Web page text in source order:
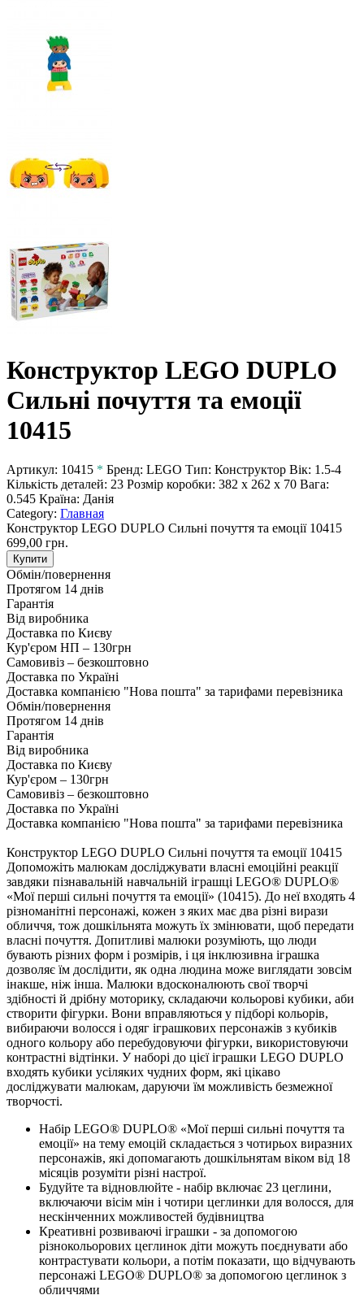
Конструктор LEGO DUPLO
Сильні почуття та емоції
10415
Артикул: 10415 * Бренд: LEGO Тип: Конструктор Вік: 1.5-4
Кількість деталей: 23 Розмір коробки: 382 x 262 x 70 Вага:
0.545 Країна: Данія
Category: Главная
Конструктор LEGO DUPLO Сильні почуття та емоції 10415
699,00 грн.
Купити
Обмін/повернення
Протягом 14 днів
Гарантія
Від виробника
Доставка по Києву
Кур'єром НП – 130грн
Самовивіз – безкоштовно
Доставка по Україні
Доставка компанією "Нова пошта" за тарифами перевізника
Обмін/повернення
Протягом 14 днів
Гарантія
Від виробника
Доставка по Києву
Кур'єром – 130грн
Самовивіз – безкоштовно
Доставка по Україні
Доставка компанією "Нова пошта" за тарифами перевізника
Конструктор LEGO DUPLO Сильні почуття та емоції 10415
Допоможіть малюкам досліджувати власні емоційні реакції
завдяки пізнавальній навчальній іграшці LEGO® DUPLO®
«Мої перші сильні почуття та емоції» (10415). До неї входять 4
різноманітні персонажі, кожен з яких має два різні вирази
обличчя, тож дошкільнята можуть їх змінювати, щоб передати
власні почуття. Допитливі малюки розуміють, що люди
бувають різних форм і розмірів, і ця інклюзивна іграшка
дозволяє їм дослідити, як одна людина може виглядати зовсім
інакше, ніж інша. Малюки вдосконалюють свої творчі
здібності й дрібну моторику, складаючи кольорові кубики, аби
створити фігурки. Вони вправляються у підборі кольорів,
вибираючи волосся і одяг іграшкових персонажів з кубиків
одного кольору або перебудовуючи фігурки, використовуючи
контрастні відтінки. У наборі до цієї іграшки LEGO DUPLO
входять кубики усіляких чудних форм, які цікаво
досліджувати малюкам, даруючи їм можливість безмежної
творчості.
Набір LEGO® DUPLO® «Мої перші сильні почуття та
емоції» на тему емоцій складається з чотирьох виразних
персонажів, які допомагають дошкільнятам віком від 18
місяців розуміти різні настрої.
Будуйте та відновлюйте - набір включає 23 цеглини,
включаючи вісім мін і чотири цеглинки для волосся, для
нескінченних можливостей будівництва
Креативні розвиваючі іграшки - за допомогою
різнокольорових цеглинок діти можуть поєднувати або
контрастувати кольори, а потім показати, що відчувають
персонажі LEGO® DUPLO® за допомогою цеглинок з
обличчями